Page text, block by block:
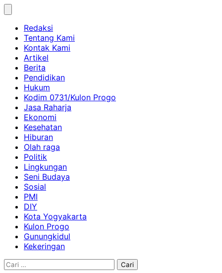
Skip
contentRedaksi
Tentang Kami
Kontak Kami
Artikel
Berita
Pendidikan
Hukum
Kodim 0731/Kulon Progo
Jasa Raharja
Ekonomi
Kesehatan
Hiburan
Olah raga
Politik
Lingkungan
Seni Budaya
Sosial
PMI
DIY
Kota Yogyakarta
Kulon Progo
Gunungkidul
Kekeringan
Cari